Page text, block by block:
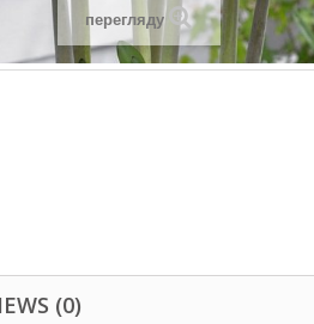
перегляду
(0)